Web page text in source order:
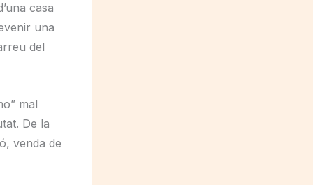
casa
una
del
mal
De la
venda de